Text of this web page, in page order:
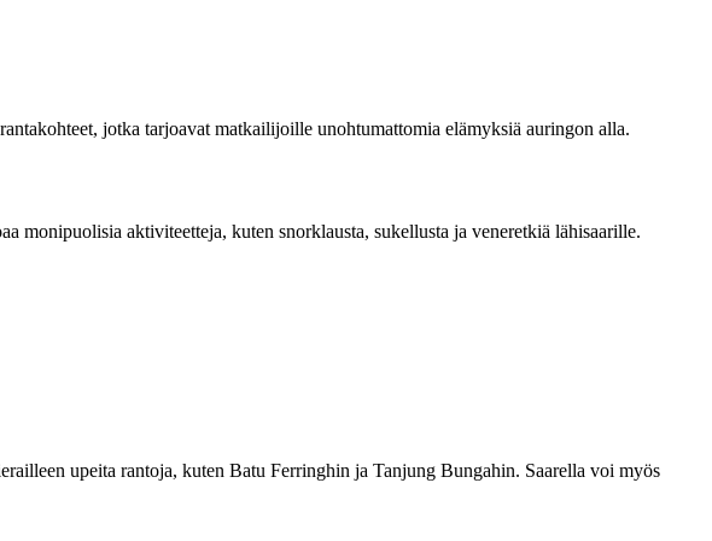
jotka tarjoavat matkailijoille unohtumattomia elämyksiä auringon alla.
monipuolisia aktiviteetteja, kuten snorklausta, sukellusta ja veneretkiä lähisaarille.
upeita rantoja, kuten Batu Ferringhin ja Tanjung Bungahin. Saarella voi myös